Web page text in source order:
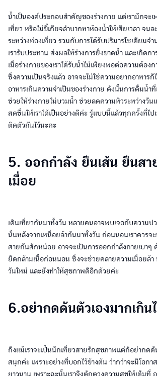
น้ำเป็นองค์ประกอบสำคัญของร่างกาย แต่เรามักจะ
เที่ยว หรือไม่ขี้เกียจลำบากหาห้องน้ำให้เสียเวลา จน
ระหว่างท่องเที่ยว รวมกับการได้รับปริมารโซเดียมจ
เรารับประทาน ส่งผลให้ร่างการยิ่งขาดน้ำ และเกิดก
เมื่อร่างกายของเราได้รับน้ำไม่เพียงพอต่อความต้องก
ซึ่งความเป็นจริงแล้ว อาจจะไม่ใช่ความอยากอาหารก็
อาหารเกินความจำเป็นของร่างกาย ดังนั้นการดื่มน้ำ
ช่วยให้ร่างกายไม่บวมน้ำ ช่วยลดความหิวระหว่างวัน
สดชื่นให้เราได้เป็นอย่างดีค่ะ รู้แบบนี้แล้วทุกครั้งที่ไ
ติดตัวกันไว้นะคะ
5. ออกกำลัง ยืนเส้น ยืนสา
เมื่อย
เดินเที่ยวกันมาทั้งวัน หลายคนอาจพบเจอกับความป
นั้นหลังจากเหนื่อยล้ากันมาทั้งวัน ก่อนนอนเราควรจ
สายกันสักหน่อย อาจจะเป็นการออกกำลังกายเบาๆ
ยืดกล้ามเนื้อก่อนนอน ซึ่งจะช่วยคลายความเมื่อยล้า
วันใหม่ และยังทำให้สุขภาพดีอีกด้วยค่ะ
6.อย่ากดดันตัวเองมากเกิน
ถึงแม้เราจะเป๋็นนักเที่ยวสายรักสุขภาพแต่ก็อย่ากด
สนุกค่ะ เพราะอย่างที่บอกไว้ข้างต้น ว่ากว่าจะมีโอกา
ยาวนาน เพราะฉะนั้นเราจึงตักตวงความสุขให้เต็มที่